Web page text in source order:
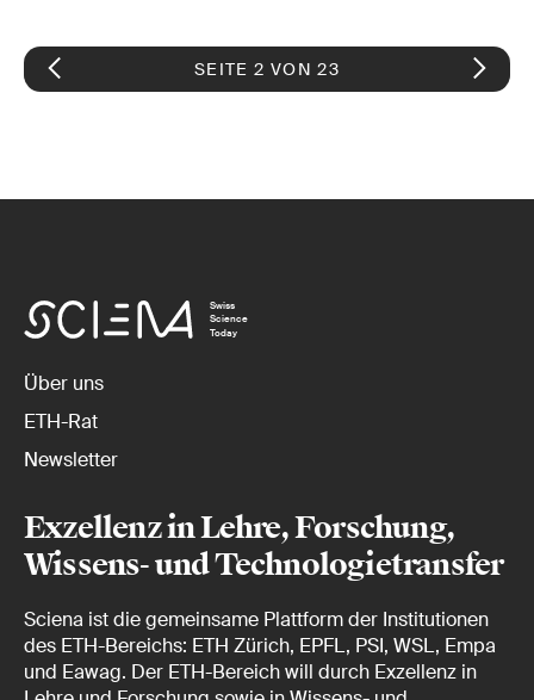
SEITE 2 VON 23
Swiss
Science
Today
Über uns
ETH-Rat
Newsletter
Exzellenz in Lehre, Forschung,
Wissens- und Technologietransfer
Sciena ist die gemeinsame Plattform der Institutionen
des ETH-Bereichs: ETH Zürich, EPFL, PSI, WSL, Empa
und Eawag. Der ETH-Bereich will durch Exzellenz in